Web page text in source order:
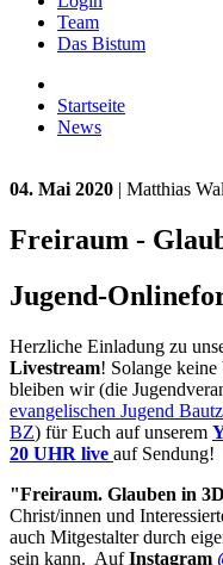
Team
Das Bistum
Startseite
News
04. Mai 2020 | Matthias
Freiraum -
Jugend-
Herzliche Einladung zu
Livestream! Solange keine
bleiben wir (die
evangelischen Jugend
BZ) für Euch auf unserem
20 UHR live auf Sendung!
"Freiraum. Glauben in
Christ/innen und
auch Mitgestalter durch
sein kann. AufInstagram